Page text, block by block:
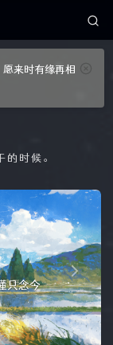
来时有缘再相
时候。
世间
放得最
N
e
x
t